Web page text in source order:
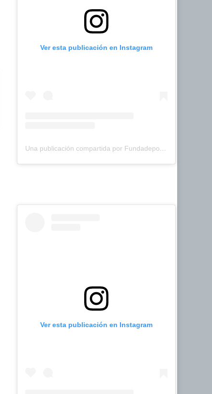
Ver esta publicación en Instagram
Una publicación compartida por Fundadeporte Carabobo (@fundadeporte)
Ver esta publicación en Instagram